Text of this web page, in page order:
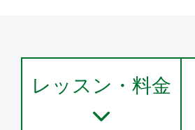
レッスン・料金